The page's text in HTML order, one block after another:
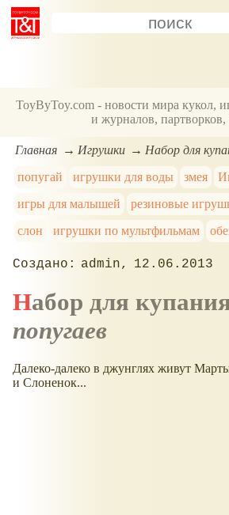
ToyByToy.com - новости мира кукол,
и журналов,
Главная Игрушки
Набор для
попугай
игрушки для воды змея
игры для малышей
резиновые
слон
игрушки по мультфильмам
admin 12.06.2013
Набор для
попугаев
Далеко-далеко в джунглях живут
и Слоненок...